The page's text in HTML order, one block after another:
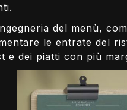
del menù,
le entrate del
e dei piatti con più